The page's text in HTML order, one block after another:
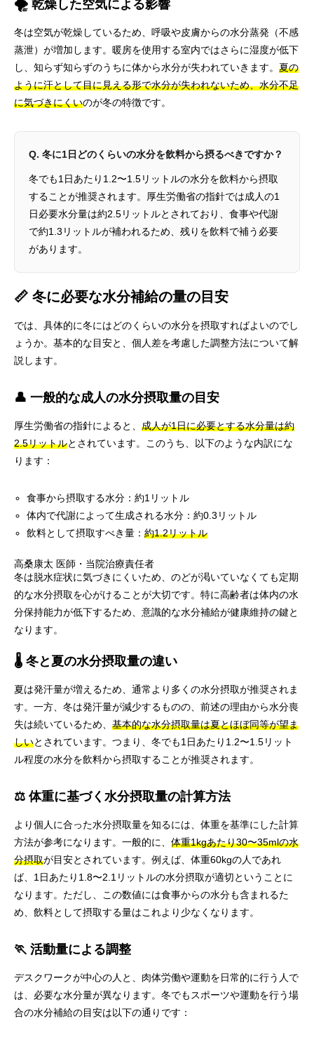
🌪️ 乾燥した空気による影響
冬は空気が乾燥しているため、呼吸や皮膚からの水分蒸発（不感
蒸泄）が増加します。暖房を使用する室内ではさらに湿度が低下
し、知らず知らずのうちに体から水分が失われていきます。 夏の
ように汗として目に見える形で水分が失われないため、水分不足
に気づきにくいのが冬の特徴です。
Q. 冬に1日どのくらいの水分を飲料から摂るべきですか？
冬でも1日あたり1.2〜1.5リットルの水分を飲料から摂取
することが推奨されます。厚生労働省の指針では成人の1
日必要水分量は約2.5リットルとされており、食事や代謝
で約1.3リットルが補われるため、残りを飲料で補う必要
があります。
📏 冬に必要な水分補給の量の目安
では、具体的に冬にはどのくらいの水分を摂取すればよいのでし
ょうか。基本的な目安と、個人差を考慮した調整方法について解
説します。
👤 一般的な成人の水分摂取量の目安
厚生労働省の指針によると、 成人が1日に必要とする水分量は約
2.5リットルとされています。このうち、以下のような内訳にな
ります：
食事から摂取する水分：約1リットル
体内で代謝によって生成される水分：約0.3リットル
飲料として摂取すべき量：約1.2リットル
高桑康太 医師・当院治療責任者
冬は脱水症状に気づきにくいため、のどが渇いていなくても定期
的な水分摂取を心がけることが大切です。特に高齢者は体内の水
分保持能力が低下するため、意識的な水分補給が健康維持の鍵と
なります。
🌡️ 冬と夏の水分摂取量の違い
夏は発汗量が増えるため、通常より多くの水分摂取が推奨されま
す。一方、冬は発汗量が減少するものの、前述の理由から水分喪
失は続いているため、 基本的な水分摂取量は夏とほぼ同等が望ま
しいとされています。つまり、冬でも1日あたり1.2〜1.5リット
ル程度の水分を飲料から摂取することが推奨されます。
⚖️ 体重に基づく水分摂取量の計算方法
より個人に合った水分摂取量を知るには、体重を基準にした計算
方法が参考になります。一般的に、 体重1kgあたり30〜35mlの水
分摂取が目安とされています。例えば、体重60kgの人であれ
ば、1日あたり1.8〜2.1リットルの水分摂取が適切ということに
なります。ただし、この数値には食事からの水分も含まれるた
め、飲料として摂取する量はこれより少なくなります。
🏃 活動量による調整
デスクワークが中心の人と、肉体労働や運動を日常的に行う人で
は、必要な水分量が異なります。冬でもスポーツや運動を行う場
合の水分補給の目安は以下の通りです：